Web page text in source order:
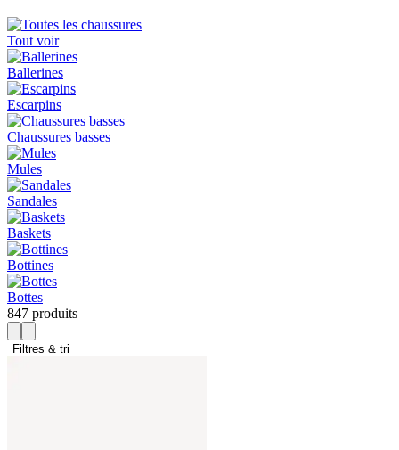
Tout voir
Ballerines
Escarpins
Chaussures basses
Mules
Sandales
Baskets
Bottines
Bottes
847 produits